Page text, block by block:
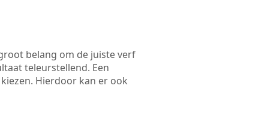
belang om de juiste verf
teleurstellend. Een
Hierdoor kan er ook